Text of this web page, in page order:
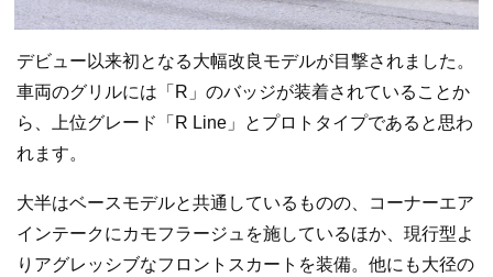
デビュー以来初となる大幅改良モデルが目撃されました。
車両のグリルには「R」のバッジが装着されていることか
ら、上位グレード「R Line」とプロトタイプであると思わ
れます。
大半はベースモデルと共通しているものの、コーナーエア
インテークにカモフラージュを施しているほか、現行型よ
りアグレッシブなフロントスカートを装備。他にも大径の